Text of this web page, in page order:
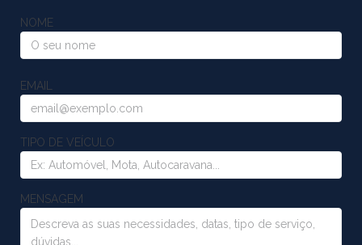
NOME
EMAIL
TIPO DE VEÍCULO
MENSAGEM